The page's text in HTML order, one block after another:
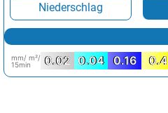
Niederschlag
mm/ m²/
15min
0.02 0.04 0.16 0.4